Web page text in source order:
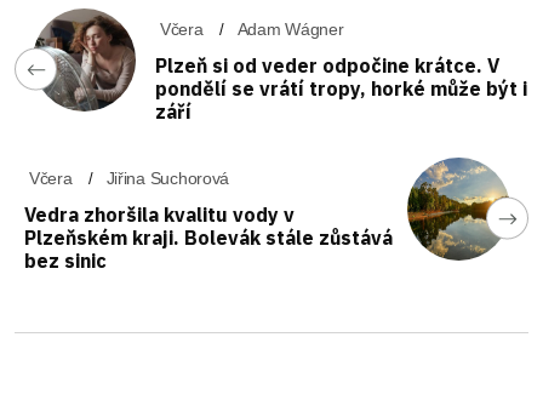
Včera Adam Wágner
Plzeň si od veder odpočine krátce. V
pondělí se vrátí tropy, horké může být i
září
Včera Jiřina Suchorová
Vedra zhoršila kvalitu vody v
Plzeňském kraji. Bolevák stále zůstává
bez sinic